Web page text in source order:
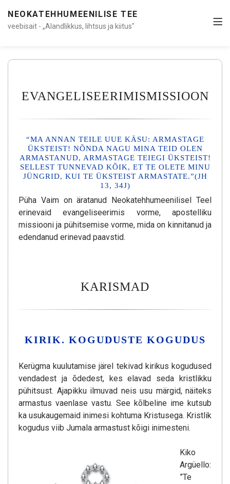
NEOKATEHHUMEENILISE TEE
veebisait - „Alandlikkus, lihtsus ja kiitus"
EVANGELISEERIMISMISSIOON
“MA ANNAN TEILE UUE KÄSU: ARMASTAGE
ÜKSTEIST! NÕNDA NAGU MINA TEID OLEN
ARMASTANUD, ARMASTAGE TEIEGI ÜKSTEIST!
SELLEST TUNNEVAD KÕIK, ET TE OLETE MINU
JÜNGRID, KUI TE ÜKSTEIST ARMASTATE.”(JH
13, 34J)
Püha Vaim on äratanud Neokatehhumeenilisel Teel
erinevaid evangeliseerimis vorme, apostelliku
missiooni ja pühitsemise vorme, mida on kinnitanud ja
edendanud erinevad paavstid.
KARISMAD
KIRIK. KOGUDUSTE KOGUDUS
Kerügma kuulutamise järel tekivad kirikus kogudused
vendadest ja õdedest, kes elavad seda kristlikku
pühitsust. Ajapikku ilmuvad neis usu märgid, näiteks
armastus vaenlase vastu. See kõlbeline ime kutsub
ka usukaugemaid inimesi kohtuma Kristusega. Kristlik
kogudus viib Jumala armastust kõigi inimesteni.
Kiko
Argüello:
”Te